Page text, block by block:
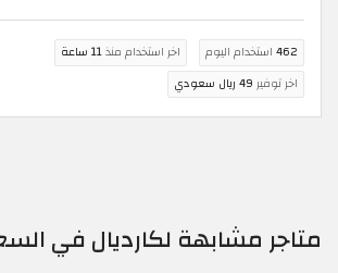
462 استخدام اليوم اخر استخدام منذ11 ساعة
اخر توفير 49 ريال سعودي
متاجر مشابهة لكارديال في